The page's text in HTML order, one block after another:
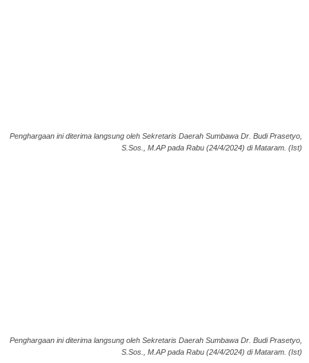
Penghargaan ini diterima langsung oleh Sekretaris Daerah Sumbawa Dr. Budi Prasetyo,
S.Sos., M.AP pada Rabu (24/4/2024) di Mataram. (Ist)
Penghargaan ini diterima langsung oleh Sekretaris Daerah Sumbawa Dr. Budi Prasetyo,
S.Sos., M.AP pada Rabu (24/4/2024) di Mataram. (Ist)